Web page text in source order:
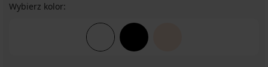
Wybierz kolor: